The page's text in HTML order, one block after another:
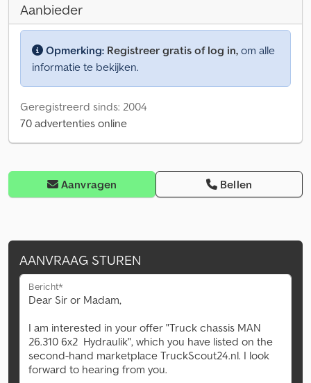
Aanbieder
Opmerking: Registreer gratis of log in, om alle
informatie te bekijken.
Geregistreerd sinds: 2004
70 advertenties online
Aanvragen Bellen
AANVRAAG STUREN
Bericht*